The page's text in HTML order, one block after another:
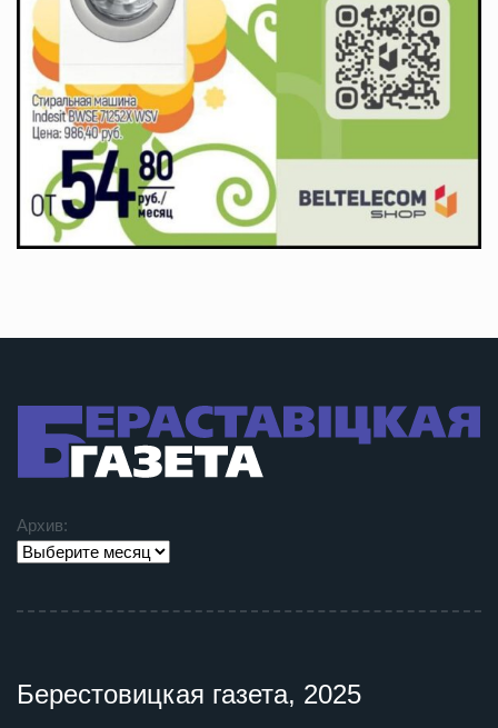
Архив:
Берестовицкая газета, 2025